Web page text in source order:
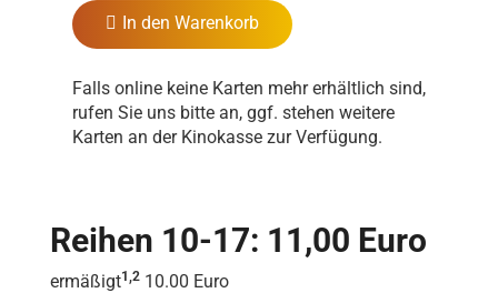
In den Warenkorb
Falls online keine Karten mehr erhältlich sind,
rufen Sie uns bitte an, ggf. stehen weitere
Karten an der Kinokasse zur Verfügung.
Reihen 10-17: 11,00 Euro
ermäßigt1,2 10.00 Euro